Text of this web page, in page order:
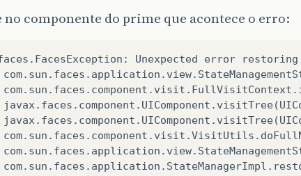
no componente do prime que acontece o erro:
Unexpected error